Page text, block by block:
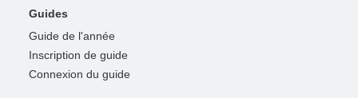
Guides
Guide de l'année
Inscription de guide
Connexion du guide